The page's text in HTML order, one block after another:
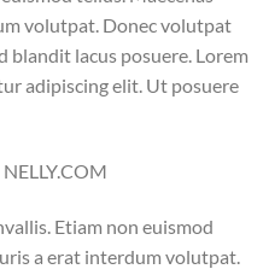
volutpat. Donec volutpat
blandit lacus posuere. Lorem
adipiscing elit. Ut posuere
Etiam non euismod
a erat interdum volutpat.